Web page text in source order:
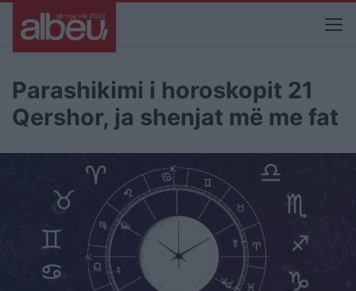
Parashikimi i horoskopit 21
Qershor, ja shenjat më me fat